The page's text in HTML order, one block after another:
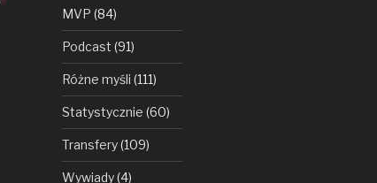
MVP (84)
Podcast (91)
Różne myśli (111)
Statystycznie (60)
Transfery(109)
Wywiady(4)